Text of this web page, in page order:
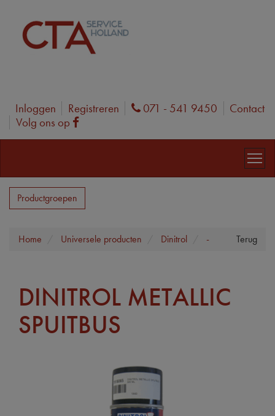
Inloggen Registreren Phone
071 - 541 9450
Contact
Volg ons op
Facebook
Productgroepen
Terug
Home Universele producten Dinitrol -
DINITROL METALLIC
SPUITBUS